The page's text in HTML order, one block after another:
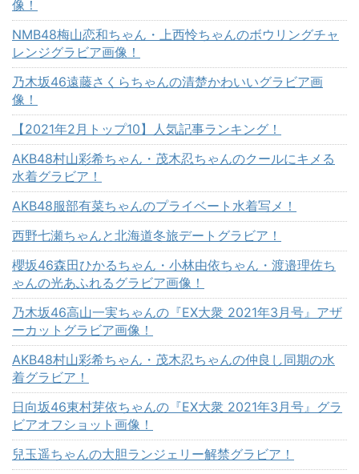
像！
NMB48梅山恋和ちゃん・上西怜ちゃんのボウリングチャ
レンジグラビア画像！
乃木坂46遠藤さくらちゃんの清楚かわいいグラビア画
像！
【2021年2月トップ10】人気記事ランキング！
AKB48村山彩希ちゃん・茂木忍ちゃんのクールにキメる
水着グラビア！
AKB48服部有菜ちゃんのプライベート水着写メ！
西野七瀬ちゃんと北海道冬旅デートグラビア！
櫻坂46森田ひかるちゃん・小林由依ちゃん・渡邉理佐ち
ゃんの光あふれるグラビア画像！
乃木坂46高山一実ちゃんの『EX大衆 2021年3月号』アザ
ーカットグラビア画像！
AKB48村山彩希ちゃん・茂木忍ちゃんの仲良し同期の水
着グラビア！
日向坂46東村芽依ちゃんの『EX大衆 2021年3月号』グラ
ビアオフショット画像！
兒玉遥ちゃんの大胆ランジェリー解禁グラビア！